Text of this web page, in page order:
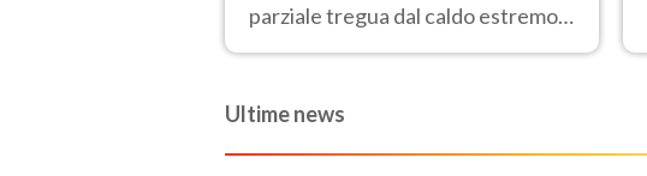
parziale tregua dal caldo estremo
Ultime news